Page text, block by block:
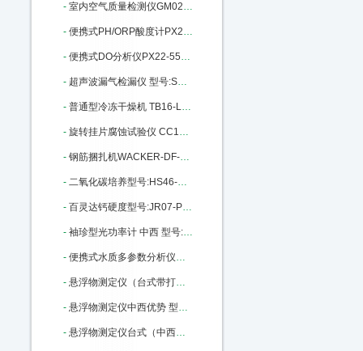
- 室内空气质量检测仪GM02-GM-AII M335325
- 便携式PH/ORP酸度计PX22-MI106：M343693
- 便携式DO分析仪PX22-550A库号：M343694
- 超声波漏气检漏仪 型号:SD44-CS530 M356204
- 普通型冷冻干燥机 TB16-LGJ-25C M369078
- 旋转挂片腐蚀试验仪 CC12-RCC-3 M376653
- 钢筋捆扎机WACKER-DF-16库号：M383957
- 二氧化碳培养型号:HS46-HH.CP库号：M394455
- 百灵达钙硬度型号:JR07-PM252库号：M403623
- 袖珍型光功率计 中西 型号:BE15-JDSU-OLP-35库号：M387656
- 便携式水质多参数分析仪中西 型号:NO07-AP-2000库号：M405183
- 悬浮物测定仪（台式带打印、可联接电脑）中西器材 型号:CH10/T-200库号：M405650
- 悬浮物测定仪中西优势 型号:CH10/P-200库号：M405651
- 悬浮物测定仪台式（中西） 型号:CH10/L-200库号：M405652